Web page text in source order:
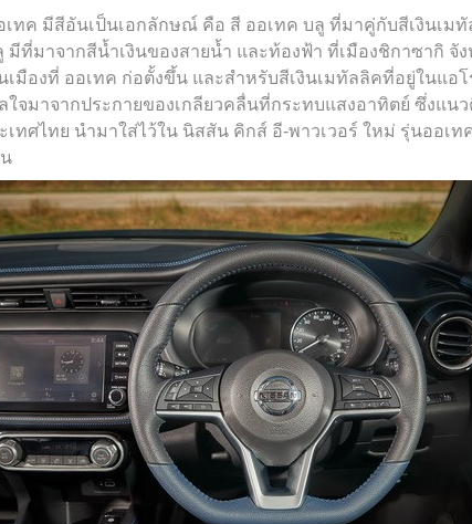
ทค มีสีอันเป็นเอกลักษณ์ คือ สี ออเทค บลู ที่มาคู่กับสีเงินเม
มีที่มาจากสีน้ำเงินของสายน้ำ และท้องฟ้า ที่เมืองชิกาซากิ จั
เมืองที่ ออเทค ก่อตั้งขึ้น และสำหรับสีเงินเมทัลลิคที่อยู่ในแอ
ใจมาจากประกายของเกลียวคลื่นที่กระทบแสงอาทิตย์ ซึ่งแน
ทศไทย นำมาใส่ไว้ใน นิสสัน คิกส์ อี-พาวเวอร์ ใหม่ รุ่นออเท